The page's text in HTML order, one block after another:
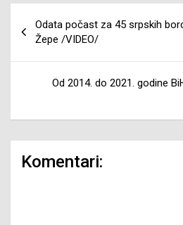
članaka
Odata počast za 45 srpskih
Žepe /VIDEO/
Od 2014. do 2021. godine
Komentari: